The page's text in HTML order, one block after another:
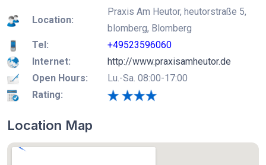
Location:
Praxis Am Heutor, heutorstraße 5,
blomberg, Blomberg
Tel:
+49523596060
Internet:
http://www.praxisamheutor.de
Open Hours:
Lu.-Sa. 08:00-17:00
Rating:
Location Map